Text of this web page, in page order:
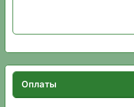
Оплаты